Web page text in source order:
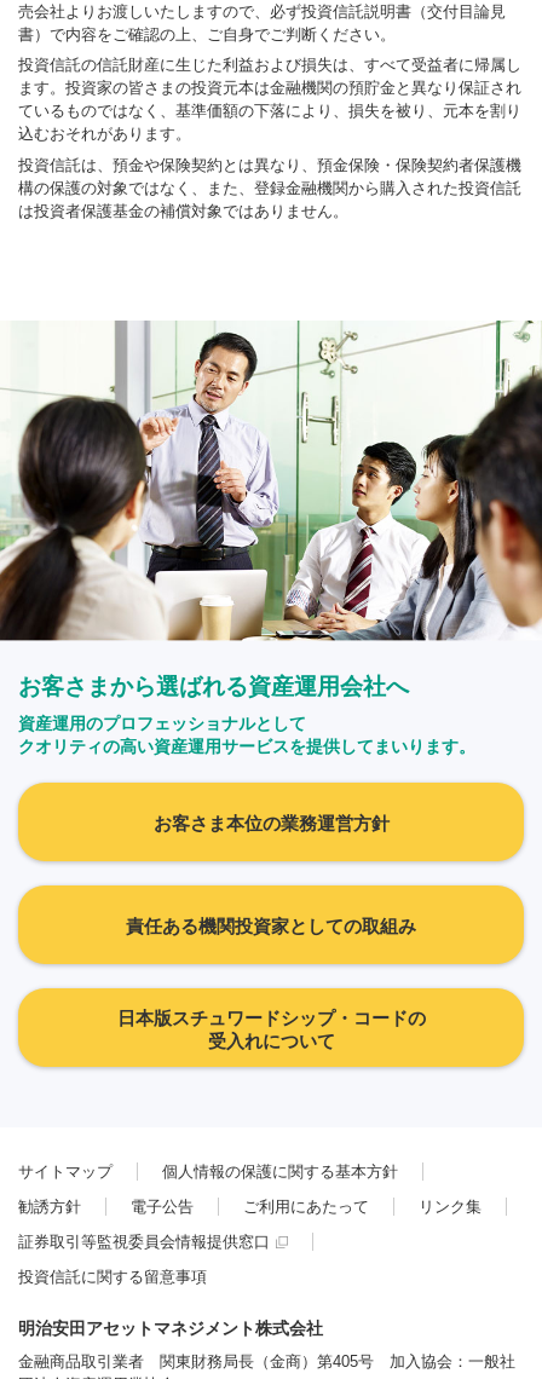
売会社よりお渡しいたしますので、必ず投資信託説明書（交付目論見
書）で内容をご確認の上、ご自身でご判断ください。
投資信託の信託財産に生じた利益および損失は、すべて受益者に帰属し
ます。投資家の皆さまの投資元本は金融機関の預貯金と異なり保証され
ているものではなく、基準価額の下落により、損失を被り、元本を割り
込むおそれがあります。
投資信託は、預金や保険契約とは異なり、預金保険・保険契約者保護機
構の保護の対象ではなく、また、登録金融機関から購入された投資信託
は投資者保護基金の補償対象ではありません。
お客さまから選ばれる資産運用会社へ
資産運用のプロフェッショナルとして
クオリティの高い資産運用サービスを提供してまいります。
お客さま本位の業務運営方針
責任ある機関投資家としての取組み
日本版スチュワードシップ・コードの
受入れについて
サイトマップ
個人情報の保護に関する基本方針
勧誘方針
電子公告 ご利用にあたって
リンク集
証券取引等監視委員会情報提供窓口
投資信託に関する留意事項
明治安田アセットマネジメント株式会社
金融商品取引業者 関東財務局長（金商）第405号 加入協会：一般社